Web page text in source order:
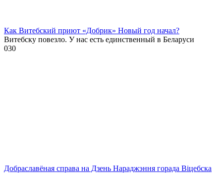
Как Витебский приют «Добрик» Новый год начал?
Витебску повезло. У нас есть единственный в Беларуси
030
Добраславёная справа на Дзень Нараджэння горада Віцебска